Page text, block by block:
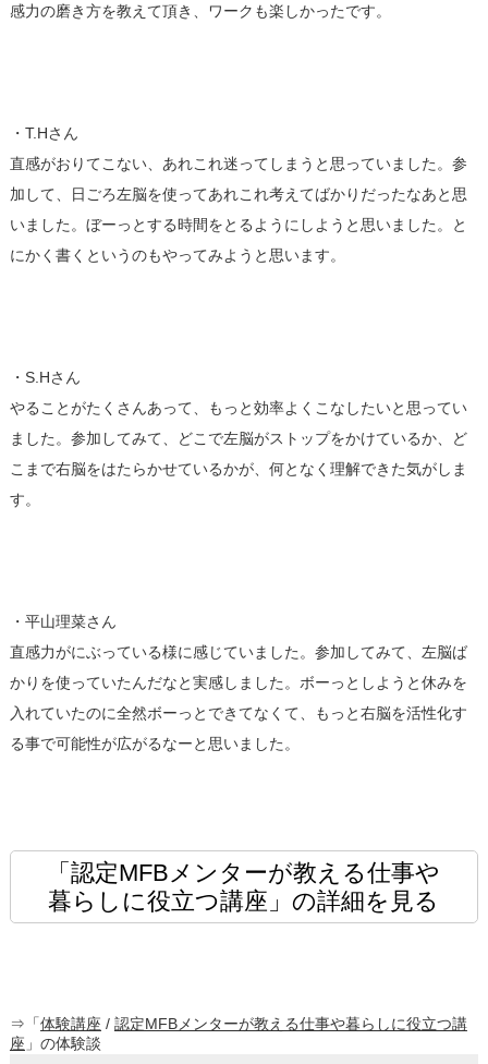
感力の磨き方を教えて頂き、ワークも楽しかったです。
・T.Hさん
直感がおりてこない、あれこれ迷ってしまうと思っていました。参
加して、日ごろ左脳を使ってあれこれ考えてばかりだったなあと思
いました。ぼーっとする時間をとるようにしようと思いました。と
にかく書くというのもやってみようと思います。
・S.Hさん
やることがたくさんあって、もっと効率よくこなしたいと思ってい
ました。参加してみて、どこで左脳がストップをかけているか、ど
こまで右脳をはたらかせているかが、何となく理解できた気がしま
す。
・平山理菜さん
直感力がにぶっている様に感じていました。参加してみて、左脳ば
かりを使っていたんだなと実感しました。ボーっとしようと休みを
入れていたのに全然ボーっとできてなくて、もっと右脳を活性化す
る事で可能性が広がるなーと思いました。
「認定MFBメンターが教える仕事や
暮らしに役立つ講座」の詳細を見る
⇒「体験講座 / 認定MFBメンターが教える仕事や暮らしに役立つ講
座 」の体験談